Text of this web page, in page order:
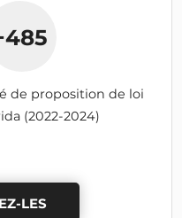
de proposition de loi
(2022-2024)
LES